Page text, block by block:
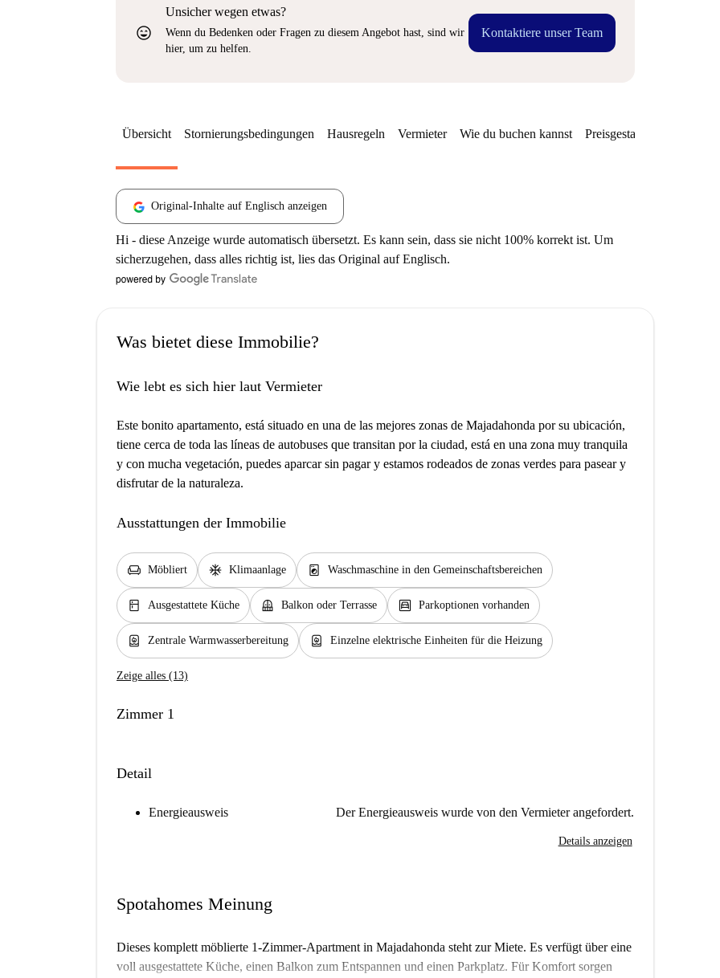
sentiment_very_satisfied
Unsicher wegen etwas?
Wenn du Bedenken oder Fragen zu diesem Angebot hast, sind wir
hier, um zu helfen.
Kontaktiere unser Team
Übersicht Stornierungsbedingungen Hausregeln Vermieter Wie du buchen kannst Preisgestaltung
Original-Inhalte auf Englisch anzeigen
Hi - diese Anzeige wurde automatisch übersetzt. Es kann sein, dass sie nicht 100% korrekt ist. Um
sicherzugehen, dass alles richtig ist, lies das Original auf Englisch.
Was bietet diese Immobilie?
Wie lebt es sich hier laut Vermieter
Este bonito apartamento, está situado en una de las mejores zonas de Majadahonda por su ubicación,
tiene cerca de toda las líneas de autobuses que transitan por la ciudad, está en una zona muy tranquila
y con mucha vegetación, puedes aparcar sin pagar y estamos rodeados de zonas verdes para pasear y
disfrutar de la naturaleza.
Ausstattungen der Immobilie
chair Möbliert ac_unit Klimaanlage local_laundry_service Waschmaschine in den Gemeinschaftsbereichen
kitchen Ausgestattete Küche balcony Balkon oder Terrasse garage Parkoptionen vorhanden
water_heater Zentrale Warmwasserbereitung water_heater Einzelne elektrische Einheiten für die Heizung
Zeige alles (13)
Zimmer 1
Detail
Energieausweis Der Energieausweis wurde von den Vermieter angefordert.
Details anzeigen
Spotahomes Meinung
Dieses komplett möblierte 1-Zimmer-Apartment in Majadahonda steht zur Miete. Es verfügt über eine
voll ausgestattete Küche, einen Balkon zum Entspannen und einen Parkplatz. Für Komfort sorgen